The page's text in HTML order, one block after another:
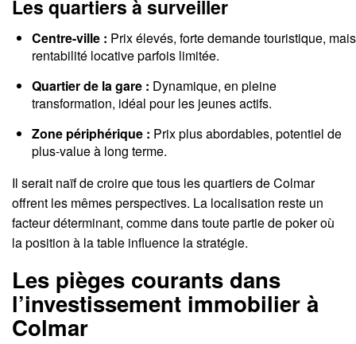
Les quartiers à surveiller
Centre-ville : Prix élevés, forte demande touristique, mais
rentabilité locative parfois limitée.
Quartier de la gare : Dynamique, en pleine
transformation, idéal pour les jeunes actifs.
Zone périphérique : Prix plus abordables, potentiel de
plus-value à long terme.
Il serait naïf de croire que tous les quartiers de Colmar
offrent les mêmes perspectives. La localisation reste un
facteur déterminant, comme dans toute partie de poker où
la position à la table influence la stratégie.
Les pièges courants dans
l’investissement immobilier à
Colmar